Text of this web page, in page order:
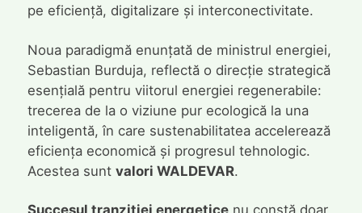
pe eficiență, digitalizare și interconectivitate.
Noua paradigmă enunțată de ministrul energiei,
Sebastian Burduja, reflectă o direcție strategică
esențială pentru viitorul energiei regenerabile:
trecerea de la o viziune pur ecologică la una
inteligentă, în care sustenabilitatea accelerează
eficiența economică și progresul tehnologic.
Acestea sunt valori WALDEVAR.